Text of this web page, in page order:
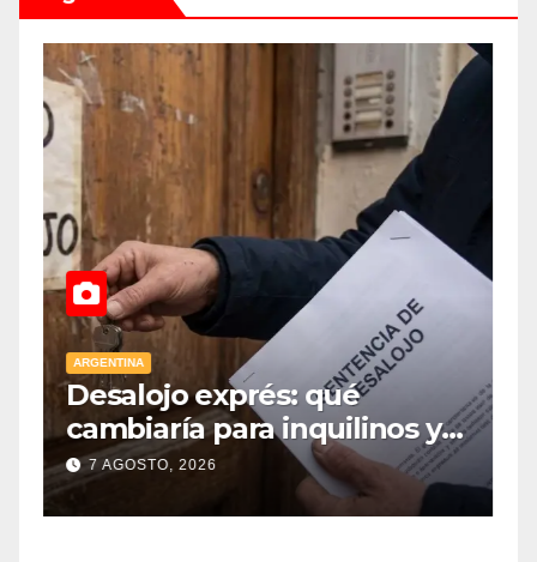
ARGENTINA
Desalojo exprés: qué
cambiaría para inquilinos y
dueños con el proyecto que
tuvo media sanción en la
7 AGOSTO, 2026